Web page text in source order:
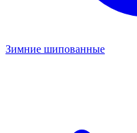
Зимние шипованные